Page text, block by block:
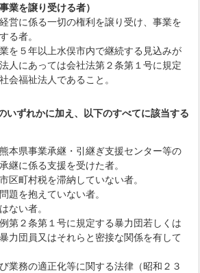
業を譲り受ける者）
営に係る一切の権利を譲り受け、事業を
る者。
を５年以上水俣市内で継続する見込みが
人にあっては会社法第２条第１号に規定
会福祉法人であること。
いずれかに加え、以下のすべてに該当する
本県事業承継・引継ぎ支援センター等の
継に係る支援を受けた者。
区町村税を滞納していない者。
題を抱えていない者。
ない者。
第２条第１号に規定する暴力団若しくは
力団員又はそれらと密接な関係を有して
業務の適正化等に関する法律（昭和２３